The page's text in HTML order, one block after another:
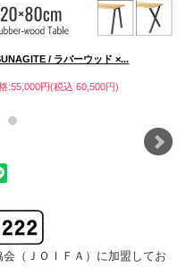
/ ラバーウッド ×...
:55,000円(税込 60,500円)
会 （ＪＯＩＦＡ）に加盟してお